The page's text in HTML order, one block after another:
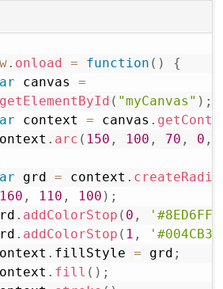
. onload = function ( )
{
canvas =
getElementById ( "myCanvas" ) ;
context = canvas .
context
. arc ( 150 , 100 , 70 , 0 ,
grd = context .
160 , 110 , 100 ) ;
grd
. addColorStop ( 0 , '#8ED6FF'
grd
. addColorStop ( 1 , '#004CB3'
context
. fillStyle = grd ;
context
. fill ( ) ;